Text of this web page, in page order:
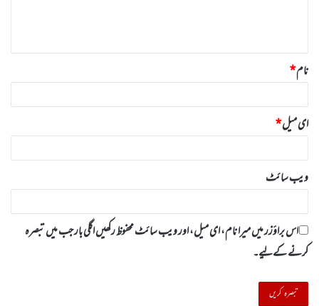
نام*
ای میل*
ویب‌ سائٹ
اس براؤزر میں میرا نام، ای میل، اور ویب سائٹ محفوظ رکھیں اگلی بار جب میں تبصرہ
کرنے کےلیے۔